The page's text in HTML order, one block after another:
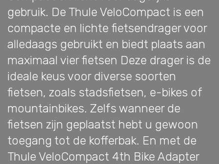
gebruik. De Thule VeloCompact is een
compacte en lichte fietsendrager voor
alledaags gebruikt en biedt plaats aan
maximaal vier fietsen Deze drager is de
ideale keus voor diverse soorten
fietsen, zoals stadsfietsen, e-bikes of
mountainbikes. Zelfs wanneer de
fietsen zijn geplaatst hebt u gewoon
toegang tot de kofferbak. En met de
Thule VeloCompact 4th Bike Adapter